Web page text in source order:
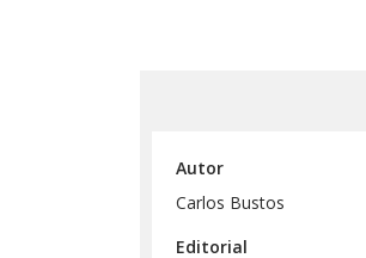
Autor
Carlos Bustos
Editorial